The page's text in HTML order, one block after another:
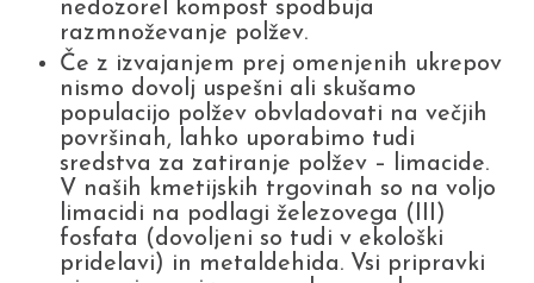
nedozorel kompost spodbuja
razmnoževanje polžev.
Če z izvajanjem prej omenjenih ukrepov
nismo dovolj uspešni ali skušamo
populacijo polžev obvladovati na večjih
površinah, lahko uporabimo tudi
sredstva za zatiranje polžev – limacide.
V naših kmetijskih trgovinah so na voljo
limacidi na podlagi železovega (III)
fosfata (dovoljeni so tudi v ekološki
pridelavi) in metaldehida. Vsi pripravki